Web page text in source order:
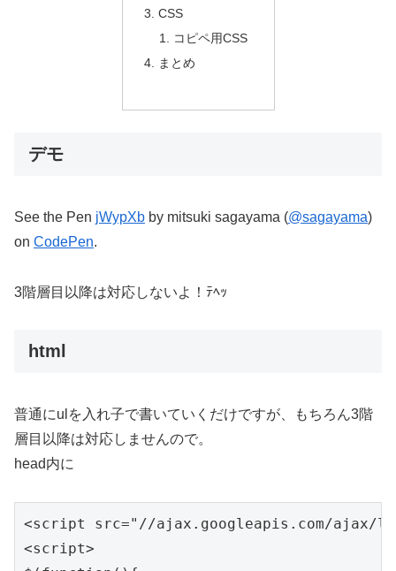
CSS
コピペ用CSS
まとめ
デモ
See the Pen jWypXb by mitsuki sagayama (@sagayama)
on CodePen.
3階層目以降は対応しないよ！ﾃﾍｯ
html
普通にulを入れ子で書いていくだけですが、もちろん3階
層目以降は対応しませんので。
head内に
<script src="//ajax.googleapis.com/ajax/
<script>